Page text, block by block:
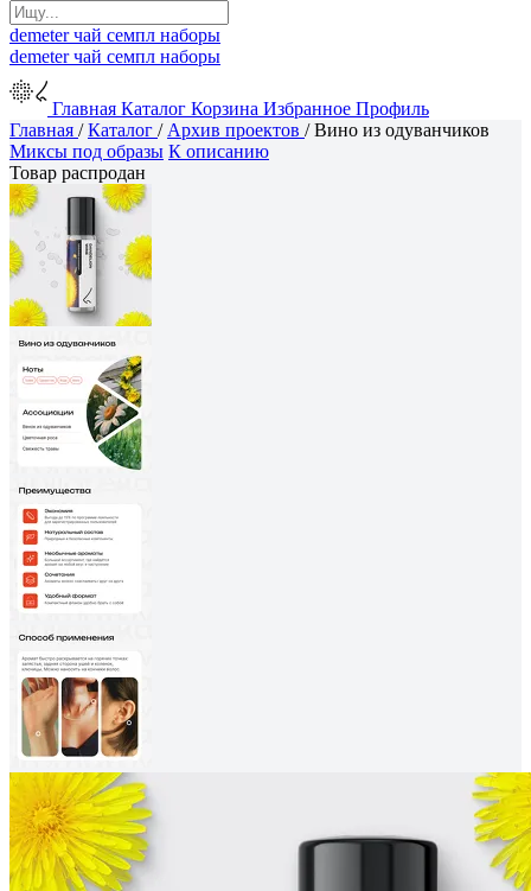
demeterчай семпл наборы
demeterчай семпл наборы
Главная Каталог Корзина Избранное Профиль
Главная /Каталог / Архив проектов /Вино из одуванчиков
Миксы под образы К описанию
Товар распродан